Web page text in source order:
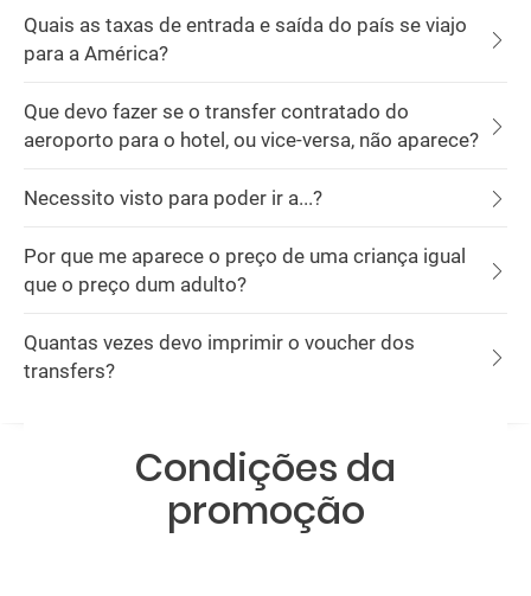
Quais as taxas de entrada e saída do país se viajo
para a América?
Que devo fazer se o transfer contratado do
aeroporto para o hotel, ou vice-versa, não aparece?
Necessito visto para poder ir a...?
Por que me aparece o preço de uma criança igual
que o preço dum adulto?
Quantas vezes devo imprimir o voucher dos
transfers?
Condições da
promoção